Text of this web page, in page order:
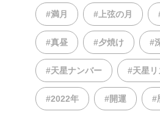
#満月 #上弦の月
#真昼 #夕焼け #
#天星ナンバー #天星リ
#2022年 #開運 #